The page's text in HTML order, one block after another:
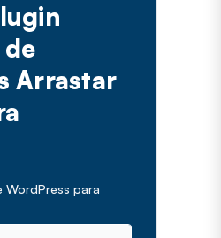
Arrastar
WordPress para